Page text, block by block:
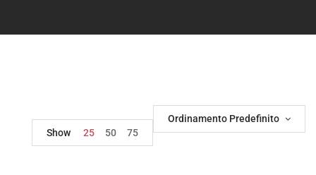
Ordinamento Predefinito
Show
25 50 75